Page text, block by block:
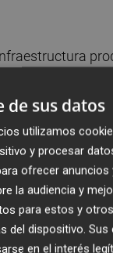
pero la
con este
perdido”, una
de sus datos
utilizamos
y procesar
ofrecer
la audiencia y
para estos y
del dispositivo.
en el interés